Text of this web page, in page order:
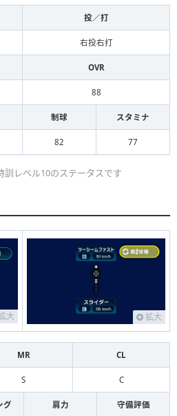
投／打
右投右打
OVR
88
制球 スタミナ
82 77
レベル10のステータスです
大 拡大
MR CL
S C
グ 肩力 守備評価